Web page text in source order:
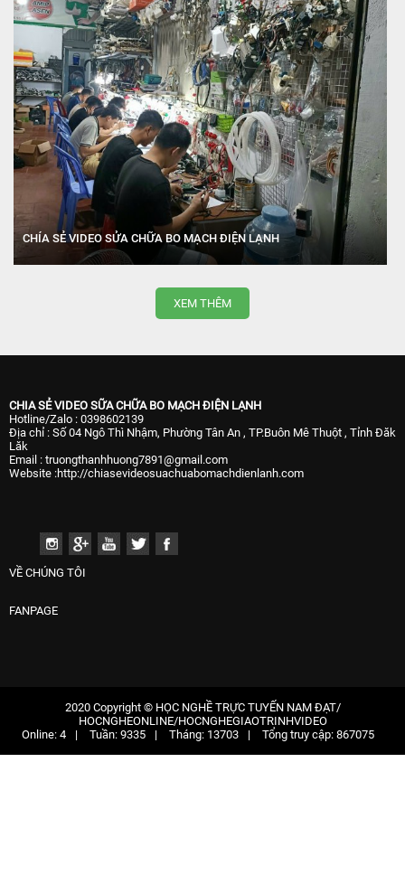
CHÍA SẺ VIDEO SỬA CHỮA BO MẠCH ĐIỆN LẠNH
HỌC NGHỀ TRỰC TUYẾN NAM ĐẠT Hotline : 0398602139 Địa chỉ :
truongthanhhuong7891@gmail.com Website
:http://chiasevideosuachuabomachdienlanh.com
XEM THÊM
CHIA SẺ VIDEO SỮA CHỮA BO MẠCH ĐIỆN LẠNH
Hotline/Zalo : 0398602139
Địa chỉ : Số 04 Ngô Thì Nhậm, Phường Tân An , TP.Buôn Mê Thuột , Tỉnh Đăk
Lăk
Email : truongthanhhuong7891@gmail.com
Website :http://chiasevideosuachuabomachdienlanh.com
VỀ CHÚNG TÔI
FANPAGE
2020 Copyright © HỌC NGHỀ TRỰC TUYẾN NAM ĐẠT/
HOCNGHEONLINE/HOCNGHEGIAOTRINHVIDEO
Online: 4 Tuần: 9335 Tháng: 13703 Tổng truy cập: 867075